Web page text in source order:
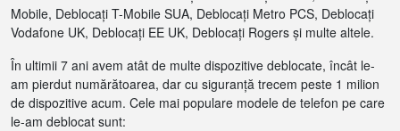
Mobile, Deblocați T-Mobile SUA, Deblocați Metro PCS, Deblocați
Vodafone UK, Deblocați EE UK, Deblocați Rogers și multe altele.
În ultimii 7 ani avem atât de multe dispozitive deblocate, încât le-
am pierdut numărătoarea, dar cu siguranță trecem peste 1 milion
de dispozitive acum. Cele mai populare modele de telefon pe care
le-am deblocat sunt: